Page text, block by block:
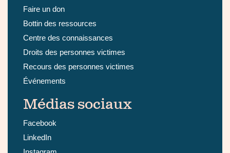
Faire un don
Bottin des ressources
Centre des connaissances
Droits des personnes victimes
Recours des personnes victimes
Événements
Médias sociaux
Facebook
LinkedIn